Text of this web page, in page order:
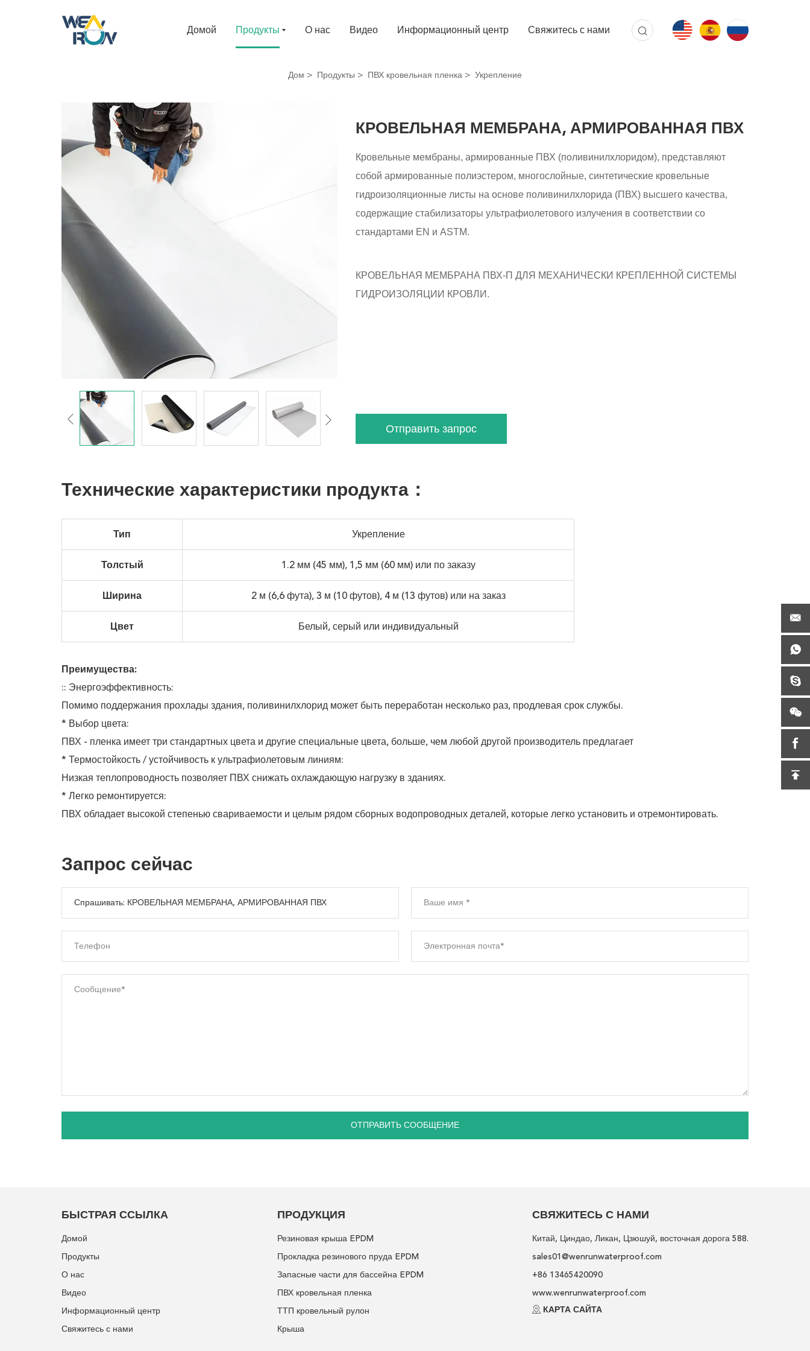
Домой Продукты О нас Видео Информационный центр Свяжитесь с нами
Дом Продукты ПВХ кровельная пленка Укрепление
КРОВЕЛЬНАЯ МЕМБРАНА, АРМИРОВАННАЯ ПВХ
Кровельные мембраны, армированные ПВХ (поливинилхлоридом), представляют
собой армированные полиэстером, многослойные, синтетические кровельные
гидроизоляционные листы на основе поливинилхлорида (ПВХ) высшего качества,
содержащие стабилизаторы ультрафиолетового излучения в соответствии со
стандартами EN и ASTM.
КРОВЕЛЬНАЯ МЕМБРАНА ПВХ-П ДЛЯ МЕХАНИЧЕСКИ КРЕПЛЕННОЙ СИСТЕМЫ
ГИДРОИЗОЛЯЦИИ КРОВЛИ.
Отправить запрос
Технические характеристики продукта：
Тип Укрепление
Толстый 1.2 мм (45 мм), 1,5 мм (60 мм) или по заказу
Ширина 2 м (6,6 фута), 3 м (10 футов), 4 м (13 футов) или на заказ
Цвет Белый, серый или индивидуальный
Преимущества:
:: Энергоэффективность:
Помимо поддержания прохлады здания, поливинилхлорид может быть переработан несколько раз, продлевая срок службы.
* Выбор цвета:
ПВХ - пленка имеет три стандартных цвета и другие специальные цвета, больше, чем любой другой производитель предлагает
* Термостойкость / устойчивость к ультрафиолетовым линиям:
Низкая теплопроводность позволяет ПВХ снижать охлаждающую нагрузку в зданиях.
* Легко ремонтируется:
ПВХ обладает высокой степенью свариваемости и целым рядом сборных водопроводных деталей, которые легко установить и отремонтировать.
Запрос сейчас
ОТПРАВИТЬ СООБЩЕНИЕ
БЫСТРАЯ ССЫЛКА
Домой
Продукты
О нас
Видео
Информационный центр
Свяжитесь с нами
ПРОДУКЦИЯ
Резиновая крыша EPDM
Прокладка резинового пруда EPDM
Запасные части для бассейна EPDM
ПВХ кровельная пленка
ТТП кровельный рулон
Крыша
СВЯЖИТЕСЬ С НАМИ
Китай, Циндао, Ликан, Цзюшуй, восточная дорога 588.
sales01@wenrunwaterproof.com
+86 13465420090
www.wenrunwaterproof.com
КАРТА САЙТА